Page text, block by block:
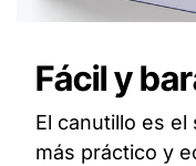
Fácil y
El canutillo es
más práctico y